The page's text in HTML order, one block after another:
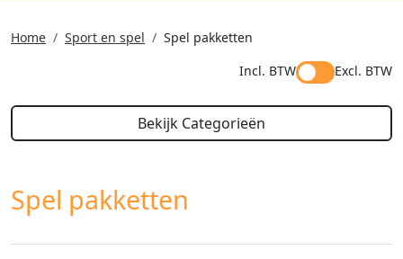
Home Sport en spel
Spel pakketten
Incl. BTW
Excl. BTW
Bekijk Categorieën
Spel pakketten